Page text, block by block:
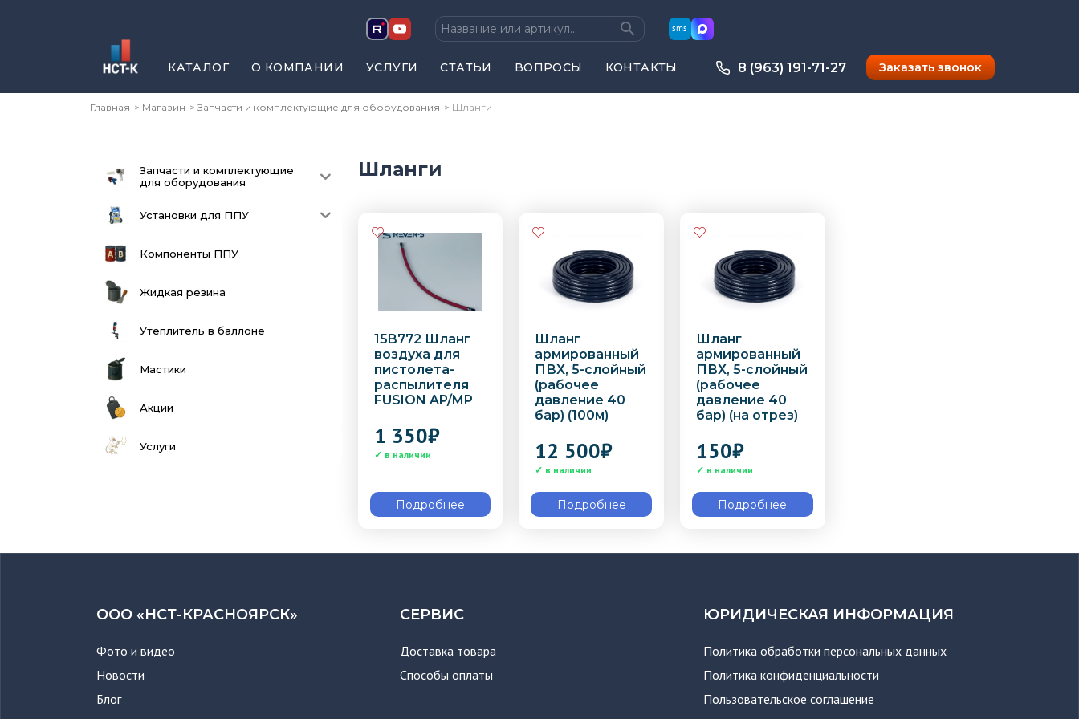
sms
КАТАЛОГ О КОМПАНИИ УСЛУГИ СТАТЬИ ВОПРОСЫ КОНТАКТЫ 8 (963) 191-71-27 Заказать звонок
Главная Магазин Запчасти и комплектующие для оборудования Шланги
Запчасти и комплектующие
для оборудования
Установки для ППУ
Компоненты ППУ
Жидкая резина
Утеплитель в баллоне
Мастики
Акции
Услуги
Шланги
15B772 Шланг
воздуха для
пистолета-
распылителя
FUSION AP/MP
1 350₽
Подробнее
Шланг
армированный
ПВХ, 5-слойный
(рабочее
давление 40
бар) (100м)
12 500₽
Подробнее
Шланг
армированный
ПВХ, 5-слойный
(рабочее
давление 40
бар) (на отрез)
150₽
Подробнее
ООО «НСТ-КРАСНОЯРСК»
Фото и видео
Новости
Блог
СЕРВИС
Доставка товара
Способы оплаты
ЮРИДИЧЕСКАЯ ИНФОРМАЦИЯ
Политика обработки персональных данных
Политика конфиденциальности
Пользовательское соглашение